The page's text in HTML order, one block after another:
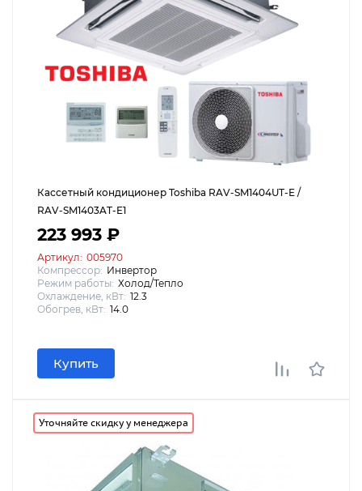
Кассетный кондиционер Toshiba RAV-SM1404UT-E /
RAV-SM1403AT-E1
223 993 ₽
Артикул: 005970
Компрессор: Инвертор
Режим работы: Холод/Тепло
Охлаждение, кВт: 12.3
Обогрев, кВт: 14.0
Купить
Уточняйте скидку у менеджера